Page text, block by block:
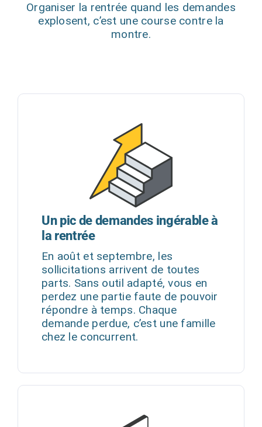
Organiser la rentrée quand les demandes
explosent, c’est une course contre la
montre.
Un pic de demandes ingérable à
la rentrée
En août et septembre, les
sollicitations arrivent de toutes
parts. Sans outil adapté, vous en
perdez une partie faute de pouvoir
répondre à temps. Chaque
demande perdue, c’est une famille
chez le concurrent.